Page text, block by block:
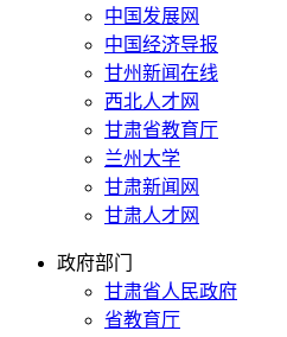
中国发展网
中国经济导报
甘州新闻在线
西北人才网
甘肃省教育厅
兰州大学
甘肃新闻网
甘肃人才网
政府部门
甘肃省人民政府
省教育厅